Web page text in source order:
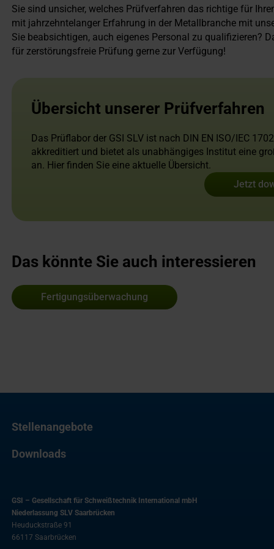
Sie sind unsicher, welches Prüfverfahren das richtige für
mit jahrzehntelanger Erfahrung in der Metallbranche mit
Sie beabsichtigen, auch eigenes Personal zu qualifizieren?
für zerstörungsfreie Prüfung gerne zur Verfügung!
Übersicht unserer Prüfverfahren
Das Prüflabor der GSI SLV ist nach DIN EN ISO/IEC
akkreditiert und bietet als unabhängiges Institut eine
an. Hier finden Sie eine aktuelle Übersicht.
Jetzt
Das könnte Sie auch interessieren
Fertigungsüberwachung
Stellenangebote
Downloads
GSI – Gesellschaft für Schweißtechnik International mbH
Niederlassung SLV Saarbrücken
Heuduckstraße 91
66117 Saarbrücken